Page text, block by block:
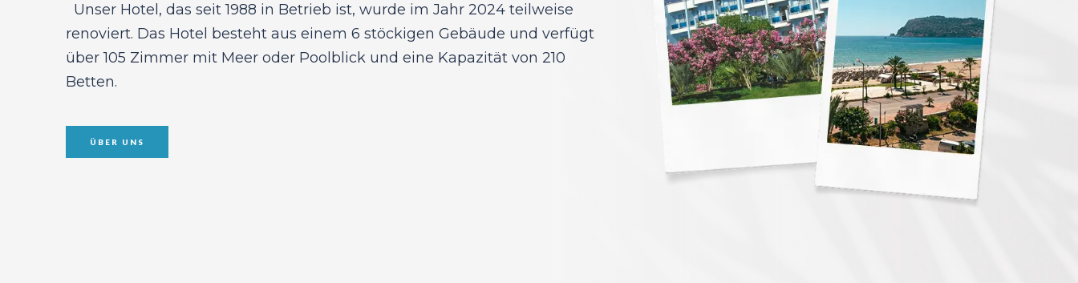
Unser Hotel, das seit 1988 in Betrieb ist, wurde im Jahr 2024 teilweise
renoviert. Das Hotel besteht aus einem 6 stöckigen Gebäude und verfügt
über 105 Zimmer mit Meer oder Poolblick und eine Kapazität von 210
Betten.
ÜBER UNS